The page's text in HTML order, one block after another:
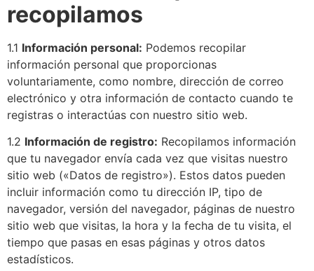
recopilamos
1.1 Información personal: Podemos recopilar
información personal que proporcionas
voluntariamente, como nombre, dirección de correo
electrónico y otra información de contacto cuando te
registras o interactúas con nuestro sitio web.
1.2 Información de registro: Recopilamos información
que tu navegador envía cada vez que visitas nuestro
sitio web («Datos de registro»). Estos datos pueden
incluir información como tu dirección IP, tipo de
navegador, versión del navegador, páginas de nuestro
sitio web que visitas, la hora y la fecha de tu visita, el
tiempo que pasas en esas páginas y otros datos
estadísticos.